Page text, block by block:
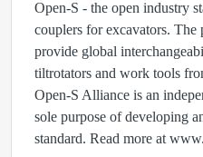
Open-S - the open industry
couplers for excavators. The
provide global
tiltrotators and work tools
Open-S Alliance is an
sole purpose of developing
standard. Read more at